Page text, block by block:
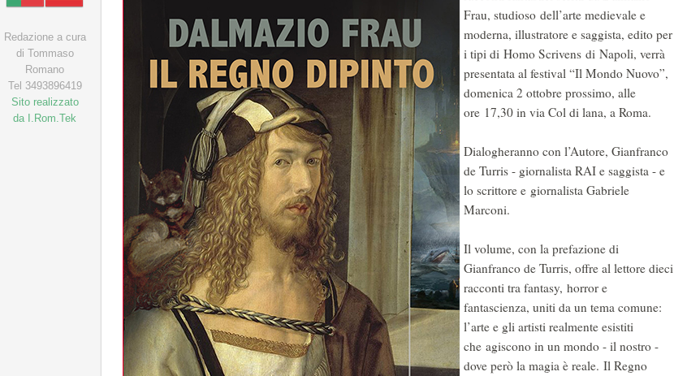
Frau, studioso dell’arte medievale e
moderna, illustratore e saggista, edito per
i tipi di Homo Scrivens di Napoli, verrà
presentata al festival “Il Mondo Nuovo”,
domenica 2 ottobre prossimo, alle
ore 17,30 in via Col di lana, a Roma.
Dialogheranno con l’Autore, Gianfranco
de Turris - giornalista RAI e saggista - e
lo scrittore e giornalista Gabriele
Marconi.
Il volume, con la prefazione di
Gianfranco de Turris, offre al lettore dieci
racconti tra fantasy, horror e
fantascienza, uniti da un tema comune:
l’arte e gli artisti realmente esistiti
che agiscono in un mondo - il nostro -
dove però la magia è reale. Il Regno
Redazione a cura
di Tommaso
Romano
Tel 3493896419
Sito realizzato
da I.Rom.Tek